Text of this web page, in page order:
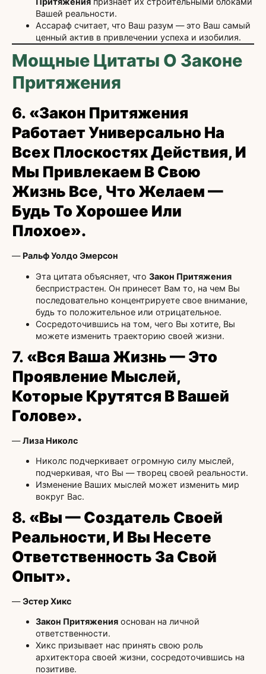
Вашей реальности.
Ассараф считает, что Ваш разум — это Ваш самый
ценный актив в привлечении успеха и изобилия.
Мощные Цитаты О Законе
Притяжения
6. «Закон Притяжения
Работает Универсально На
Всех Плоскостях Действия, И
Мы Привлекаем В Свою
Жизнь Все, Что Желаем —
Будь То Хорошее Или
Плохое».
— Ральф Уолдо Эмерсон
Эта цитата объясняет, что Закон Притяжения
беспристрастен. Он принесет Вам то, на чем Вы
последовательно концентрируете свое внимание,
будь то положительное или отрицательное.
Сосредоточившись на том, чего Вы хотите, Вы
можете изменить траекторию своей жизни.
7. «Вся Ваша Жизнь — Это
Проявление Мыслей,
Которые Крутятся В Вашей
Голове».
—Лиза Николс
Николс подчеркивает огромную силу мыслей,
подчеркивая, что Вы — творец своей реальности.
Изменение Ваших мыслей может изменить мир
вокруг Вас.
8. «Вы — Создатель Своей
Реальности, И Вы Несете
Ответственность За Свой
Опыт».
—Эстер Хикс
Закон Притяжения основан на личной
ответственности.
Хикс призывает нас принять свою роль
архитектора своей жизни, сосредоточившись на
позитиве.